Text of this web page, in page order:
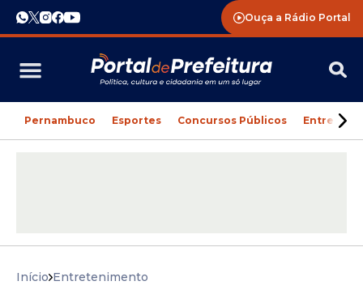
Ouça a Rádio Portal
Pernambuco Esportes Concursos Públicos
Início Entretenimento